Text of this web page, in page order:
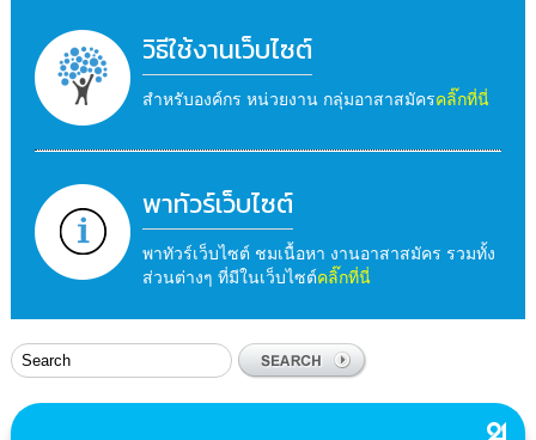
วิธีใช้งานเว็บไซต์
สำหรับองค์กร หน่วยงาน กลุ่มอาสาสมัครคลิ๊กที่นี่
พาทัวร์เว็บไซต์
พาทัวร์เว็บไซต์ ชมเนื้อหา งานอาสาสมัคร รวมทั้ง
ส่วนต่างๆ ที่มีในเว็บไซต์คลิ๊กที่นี่